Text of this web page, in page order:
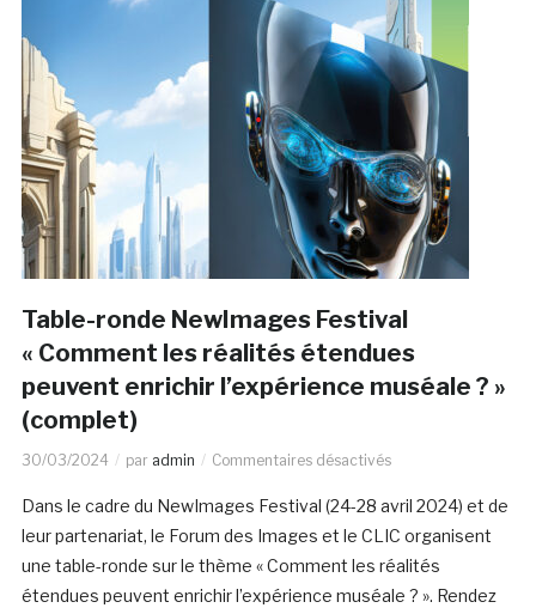
Table-ronde NewImages Festival
« Comment les réalités étendues
peuvent enrichir l’expérience muséale ? »
(complet)
30/03/2024 par admin Commentaires désactivés
Dans le cadre du NewImages Festival (24-28 avril 2024) et de
leur partenariat, le Forum des Images et le CLIC organisent
une table-ronde sur le thème « Comment les réalités
étendues peuvent enrichir l’expérience muséale ? ». Rendez